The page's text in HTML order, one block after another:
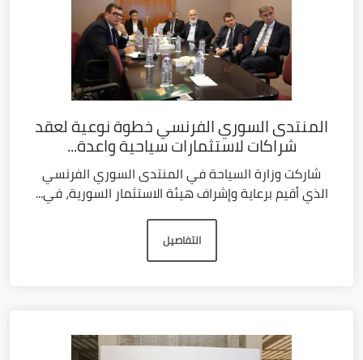
المنتدى السوري الفرنسي خطوة نوعية لعقد
شراكات لاستثمارات سياحية واعدة...
شاركت وزارة السياحة في المنتدى السوري الفرنسي
الذي أقيم برعاية وإشراف هيئة الاستثمار السورية، في...
التفاصيل